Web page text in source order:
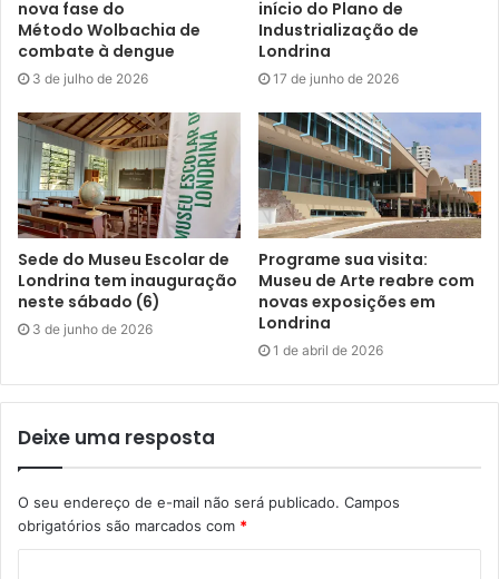
prioridades de investimentos e garantir a todos o direito à
cidade.
Atendendo ao inciso III do artigo 42 do Estatuto da Cidade
– que estabelece que o Plano Diretor Municipal deve
conter um sistema de acompanhamento e controle das
estratégias nele previstas – foi estabelecido, pela Lei
Geral do Plano Diretor Municipal (PDML), lei municipal nº
13.339 de 2022, que a avaliação do PDML deverá ser feita
por meio de Conferência Municipal de Avaliação do Plano
Diretor a cada três (três) anos, a contar da data de
publicação da Lei.
Desde a aprovação da Lei Geral do Plano Diretor,
publicada em 19 de janeiro de 2022, Londrina passou por
um intenso processo de revisão e atualização das leis
municipal nº 13.718, que trata da Divisão Territorial do
município. Ao longo de 2024, outras leis complementares
nova fase do
Método Wolbachia de
combate à dengue
3 de julho de 2026
início do Plano de
Industrialização de
Londrina
17 de junho de 2026
Sede do Museu Escolar de
Londrina tem inauguração
neste sábado (6)
3 de junho de 2026
Programe sua visita:
Museu de Arte reabre com
novas exposições em
Londrina
1 de abril de 2026
Deixe uma resposta
O seu endereço de e-mail não será publicado. Campos
obrigatórios são marcados com *